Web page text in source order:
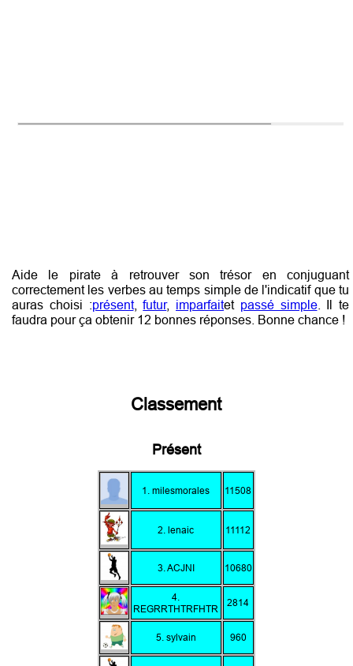
Aide le pirate à retrouver son trésor en conjuguant
correctement les verbes au temps simple de l'indicatif que tu
auras choisi :présent,futur, imparfaitet passé simple. Il te
faudra pour ça obtenir 12 bonnes réponses. Bonne chance !
Classement
Présent
1. milesmorales 11508
2. lenaic 11112
3. ACJNI 10680
4.
REGRRTHTRFHTR
2814
5. sylvain 960